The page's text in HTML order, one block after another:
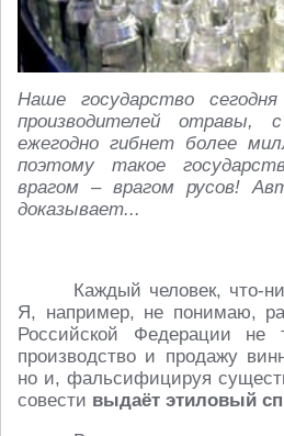
Наше государство
производителей отравы,
ежегодно гибнет более
поэтому такое
врагом – врагом русов!
доказывает...
Каждый человек, что-
Я, например, не понимаю,
Российской Федерации не
производство и продажу
но и, фальсифицируя
совести выдаёт этиловый